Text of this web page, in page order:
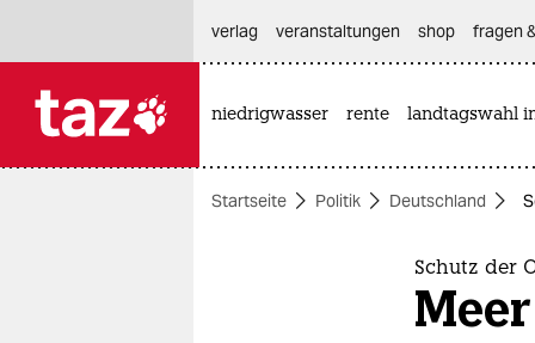
themen
verlag
veranstaltungen shop fragen
niedrigwasser rente landtagswahl
Startseite Politik Deutschland
Schutz der